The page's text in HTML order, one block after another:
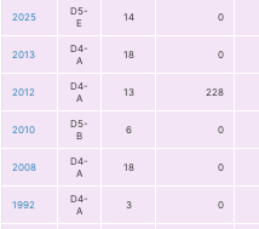
2025
D5-
E
14 0
2013
D4-
A
18 0
2012
D4-
A
13 228
2010
D5-
B
6 0
2008
D4-
A
18 0
1992
D4-
A
3 0